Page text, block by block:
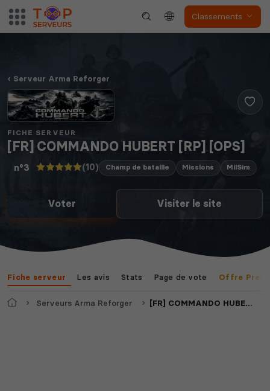
Classements
Serveur Arma Reforger
FICHE SERVEUR
[FR] COMMANDO HUBERT [RP] [OPS]
n°3 (10) Champ de bataille Missions MilSim
Voter Visiter le site
Fiche serveur Les avis Stats Page de vote Offre
AccueilServeurs Arma Reforger [FR] COMMANDO HUBERT [RP] [OPS]